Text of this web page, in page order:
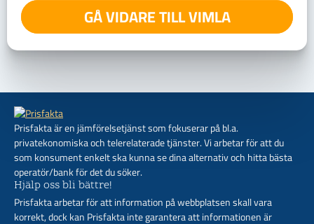
GÅ VIDARE TILL VIMLA
Prisfakta är en jämförelsetjänst som fokuserar på bl.a.
privatekonomiska och telerelaterade tjänster. Vi arbetar för att du
som konsument enkelt ska kunna se dina alternativ och hitta bästa
operatör/bank för det du söker.
Hjälp oss bli bättre!
Prisfakta arbetar för att information på webbplatsen skall vara
korrekt, dock kan Prisfakta inte garantera att informationen är